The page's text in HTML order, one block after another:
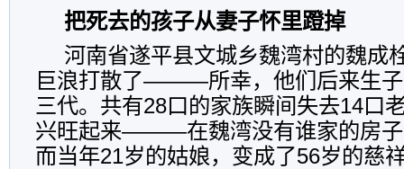
把死去的孩子从妻子怀里蹬掉
河南省遂平县文城乡魏湾村的魏成
巨浪打散了———所幸，他们后来生子
三代。共有28口的家族瞬间失去14口
兴旺起来———在魏湾没有谁家的房子
而当年21岁的姑娘，变成了56岁的慈